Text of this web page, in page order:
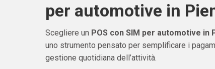
per automotive in
Scegliere un POS con SIM per automotive in
uno strumento pensato per semplificare i
gestione quotidiana dell’attività.